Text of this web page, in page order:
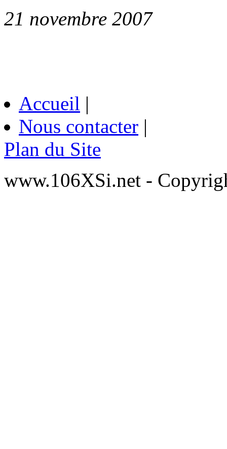
21 novembre 2007
Accueil |
Nous contacter |
Plan du Site
www.106XSi.net -